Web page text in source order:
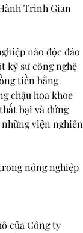
Trình Gian
nào độc đáo
kỹ sư công nghệ
tiền bằng
chậu hoa khoe
bại và đứng
viện nghiên
nông nghiệp
của Công ty